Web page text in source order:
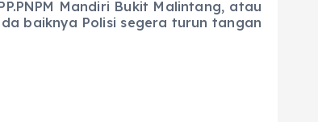
Mandiri Bukit Malintang, atau
baiknya Polisi segera turun tangan